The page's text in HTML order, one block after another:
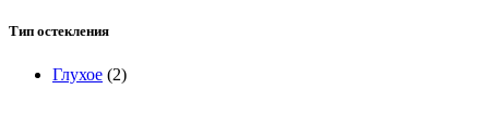
Тип остекления
Глухое (2)